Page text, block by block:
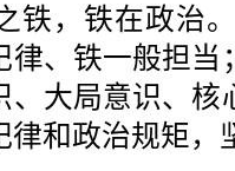
铁，铁在政治
律、铁一般担
、大局意识、核
律和政治规矩，